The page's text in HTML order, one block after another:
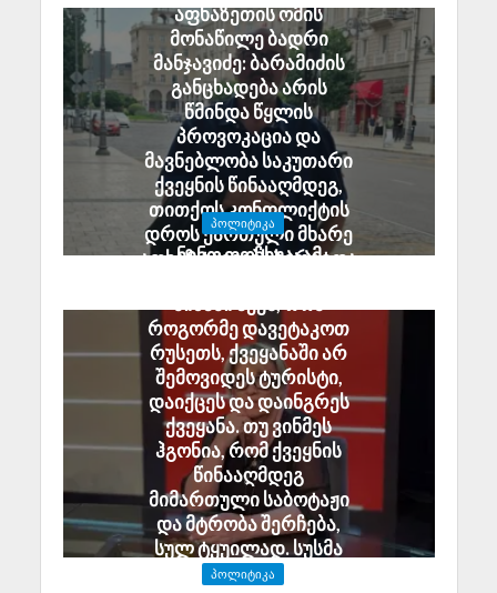
აფხაზეთის ომის
მონაწილე ბადრი
მანჯავიძე: ბარამიძის
განცხადება არის
წმინდა წყლის
პროვოკაცია და
მავნებლობა საკუთარი
ქვეყნის წინააღმდეგ,
თითქოს კონფლიქტის
დროს ქართული მხარე
აფხაზ ტყვეებს ხვრეტდა
ᲞᲝᲚᲘᲢᲘᲙᲐ
ნინო ფოჩხუა: ამ
როგორმე დავეტაკოთ
რუსეთს, ქვეყანაში არ
შემოვიდეს ტურისტი,
დაიქცეს და დაინგრეს
ქვეყანა. თუ ვინმეს
ჰგონია, რომ ქვეყნის
წინააღმდეგ
მიმართული საბოტაჟი
და მტრობა შერჩება,
სულ ტყუილად. სუსმა
გამოძიება დაიწყო და
ᲞᲝᲚᲘᲢᲘᲙᲐ